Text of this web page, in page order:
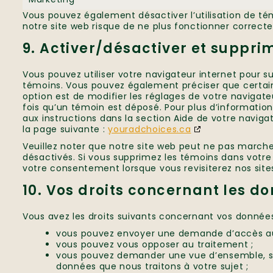
Vous pouvez également désactiver l’utilisation de
notre site web risque de ne plus fonctionner
9. Activer/désactiver et
Vous pouvez utiliser votre navigateur internet pour
témoins. Vous pouvez également préciser que
option est de modifier les réglages de votre
fois qu’un témoin est déposé. Pour plus
aux instructions dans la section Aide de votre
la page suivante :youradchoices.ca
Veuillez noter que notre site web peut ne pas
désactivés. Si vous supprimez les témoins dans
votre consentement lorsque vous revisiterez nos
10. Vos droits concernant les
Vous avez les droits suivants concernant vos
vous pouvez envoyer une demande d’accès
vous pouvez vous opposer au traitement ;
vous pouvez demander une vue
données que nous traitons à votre sujet ;